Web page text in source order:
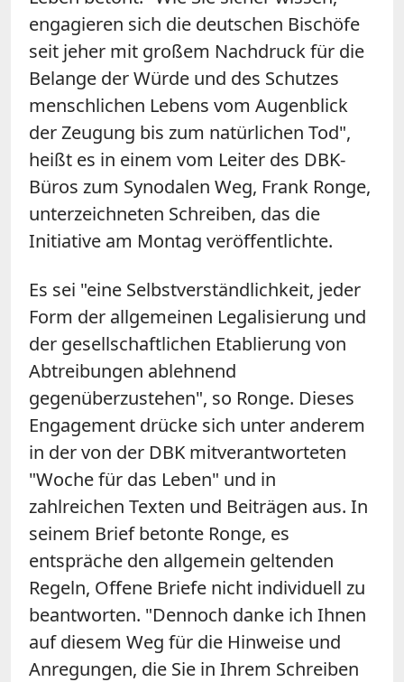
engagieren sich die deutschen Bischöfe
seit jeher mit großem Nachdruck für die
Belange der Würde und des Schutzes
menschlichen Lebens vom Augenblick
der Zeugung bis zum natürlichen Tod",
heißt es in einem vom Leiter des DBK-
Büros zum Synodalen Weg, Frank Ronge,
unterzeichneten Schreiben, das die
Initiative am Montag veröffentlichte.
Es sei "eine Selbstverständlichkeit, jeder
Form der allgemeinen Legalisierung und
der gesellschaftlichen Etablierung von
Abtreibungen ablehnend
gegenüberzustehen", so Ronge. Dieses
Engagement drücke sich unter anderem
in der von der DBK mitverantworteten
"Woche für das Leben" und in
zahlreichen Texten und Beiträgen aus. In
seinem Brief betonte Ronge, es
entspräche den allgemein geltenden
Regeln, Offene Briefe nicht individuell zu
beantworten. "Dennoch danke ich Ihnen
auf diesem Weg für die Hinweise und
Anregungen, die Sie in Ihrem Schreiben